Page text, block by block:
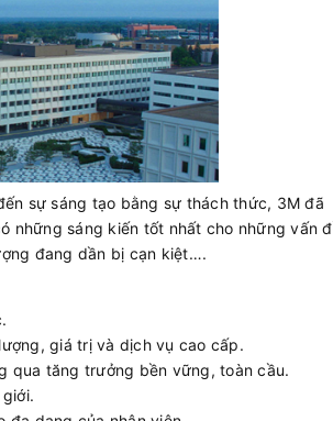
sự sáng tạo bằng sự thách thức, 3M đã
những sáng kiến tốt nhất cho những vấn
đang dần bị cạn kiệt….
giá trị và dịch vụ cao cấp.
qua tăng trưởng bền vững, toàn cầu.